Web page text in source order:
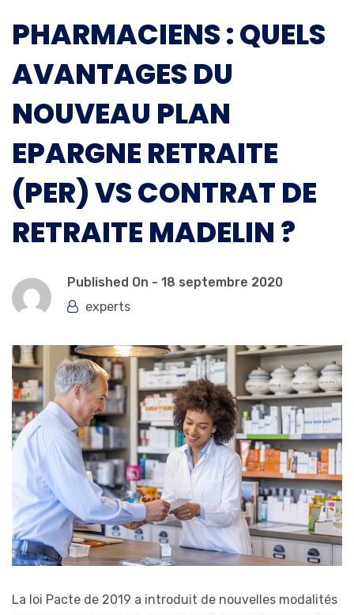
PHARMACIENS : QUELS
AVANTAGES DU
NOUVEAU PLAN
EPARGNE RETRAITE
(PER) VS CONTRAT DE
RETRAITE MADELIN ?
Published On - 18 septembre 2020
experts
La loi Pacte de 2019 a introduit de nouvelles modalités